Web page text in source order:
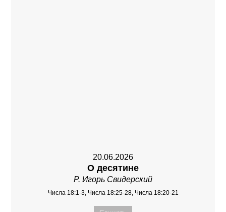
20.06.2026
О десятине
Р. Игорь Свидерский
Числа 18:1-3, Числа 18:25-28, Числа 18:20-21